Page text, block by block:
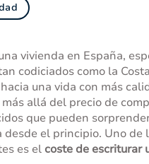
vivienda en España,
codiciados como la
una vida con más
allá del precio de
que pueden
desde el principio. Uno de
es el coste de escriturar